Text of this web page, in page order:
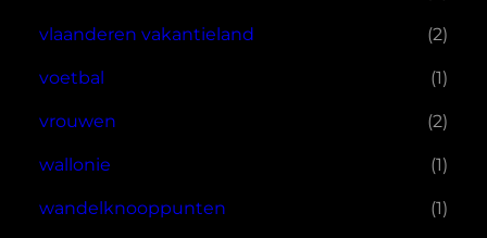
vlaanderen vakantieland (2)
voetbal (1)
vrouwen (2)
wallonie (1)
wandelknooppunten (1)